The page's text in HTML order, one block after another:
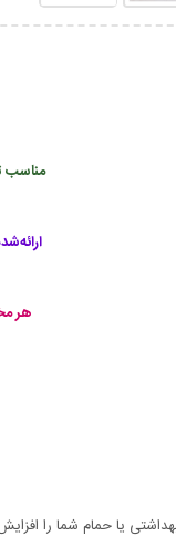
مناسب
هر
یا حمام شما را